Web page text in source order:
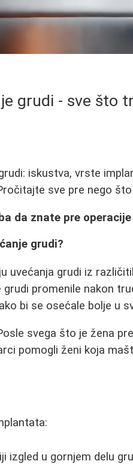
grudi - sve što
iskustva, vrste
sve pre nego
da znate pre operacije
grudi?
uvećanja grudi iz
promenile nakon
bi se osećale bolje u
svega što je žena
pomogli ženi koja
izgled u gornjem delu